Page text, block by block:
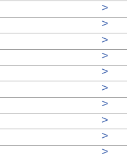
>
>
>
>
>
>
>
>
>
>